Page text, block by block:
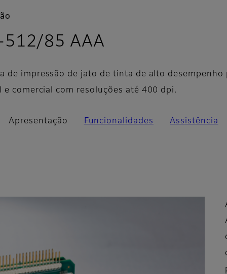
512/85 AAA
de impressão de jato de tinta de alto
comercial com resoluções até 400 dpi.
Apresentação Funcionalidades Assistência